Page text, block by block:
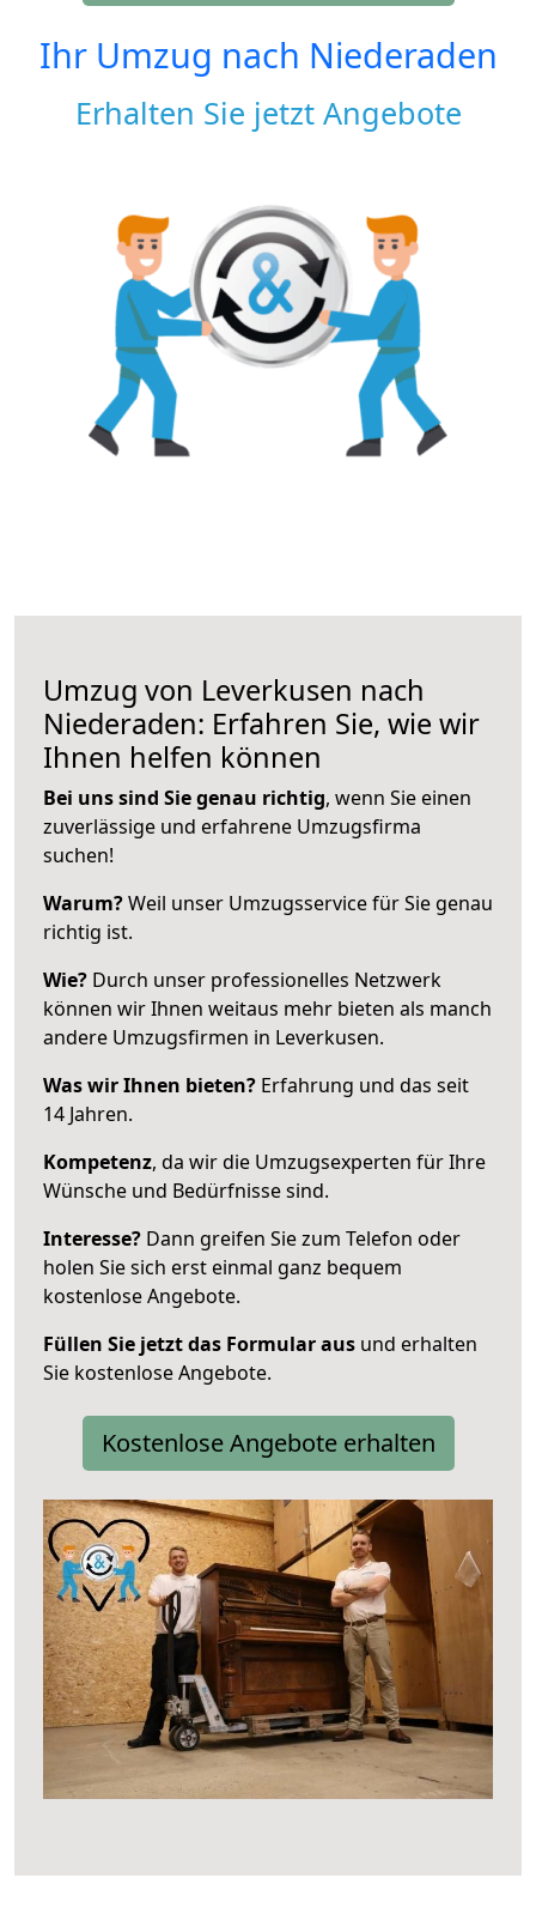
Ihr Umzug nach Niederaden
Erhalten Sie jetzt Angebote
Umzug von Leverkusen nach
Niederaden: Erfahren Sie, wie wir
Ihnen helfen können
Bei uns sind Sie genau richtig, wenn Sie einen
zuverlässige und erfahrene Umzugsfirma
suchen!
Warum?Weil unser Umzugsservice für Sie genau
richtig ist.
Wie? Durch unser professionelles Netzwerk
können wir Ihnen weitaus mehr bieten als manch
andere Umzugsfirmen in Leverkusen.
Was wir Ihnen bieten? Erfahrung und das seit
14 Jahren.
Kompetenz, da wir die Umzugsexperten für Ihre
Wünsche und Bedürfnisse sind.
Interesse? Dann greifen Sie zum Telefon oder
holen Sie sich erst einmal ganz bequem
kostenlose Angebote.
Füllen Sie jetzt das Formular aus und erhalten
Sie kostenlose Angebote.
Kostenlose Angebote erhalten